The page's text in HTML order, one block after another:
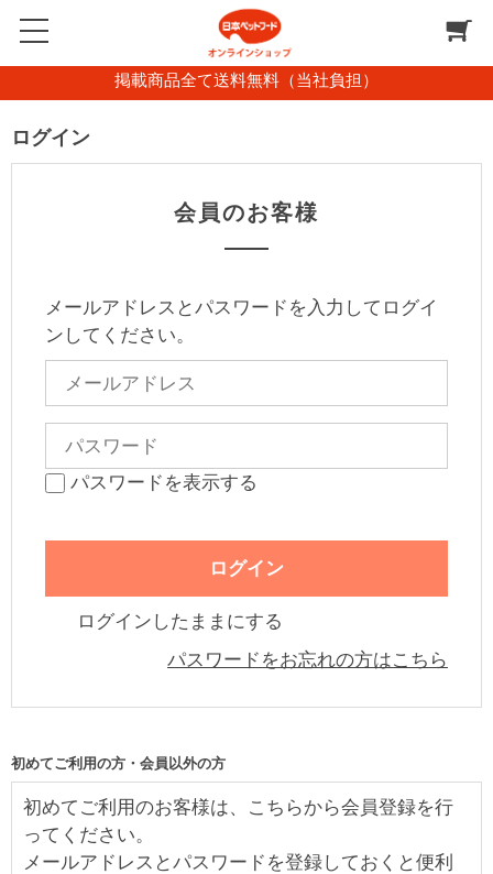
掲載商品全て送料無料（当社負担）
ログイン
会員のお客様
メールアドレスとパスワードを入力してログイ
ンしてください。
パスワードを表示する
ログインしたままにする
パスワードをお忘れの方はこちら
初めてご利用の方・会員以外の方
初めてご利用のお客様は、こちらから会員登録を行
ってください。
メールアドレスとパスワードを登録しておくと便利